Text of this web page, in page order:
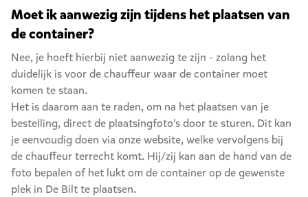
Moet ik aanwezig zijn tijdens het plaatsen van
de container?
Nee, je hoeft hierbij niet aanwezig te zijn - zolang het
duidelijk is voor de chauffeur waar de container moet
komen te staan.
Het is daarom aan te raden, om na het plaatsen van je
bestelling, direct de plaatsingfoto's door te sturen. Dit kan
je eenvoudig doen via onze website, welke vervolgens bij
de chauffeur terrecht komt. Hij/zij kan aan de hand van de
foto bepalen of het lukt om de container op de gewenste
plek in De Bilt te plaatsen.